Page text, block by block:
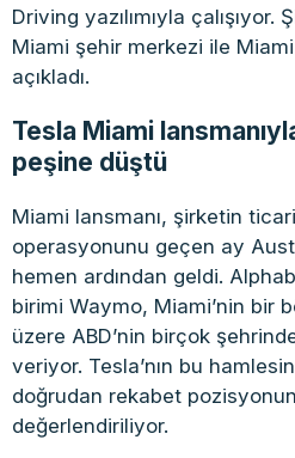
Driving yazılımıyla
Miami şehir merkezi ile Miami
açıkladı.
Tesla Miami
peşine düştü
Miami lansmanı, şirketin
operasyonunu geçen ay
hemen ardından geldi.
birimi Waymo, Miami’nin bir
üzere ABD’nin birçok
veriyor. Tesla’nın bu
doğrudan rekabet
değerlendiriliyor.